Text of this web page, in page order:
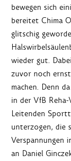
bewegen sich
bereitet Chima
glitschig
wieder gut.
zuvor noch
machen. Denn
in der VfB
Leitenden
unterzogen, die
Verspannungen
an Daniel